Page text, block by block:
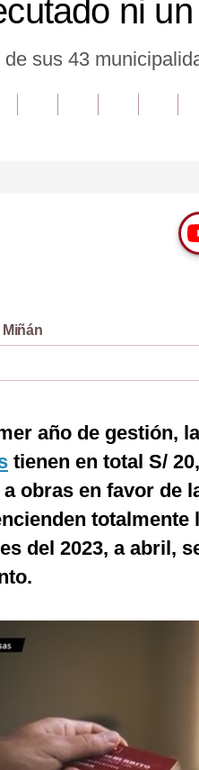
ni
sus 43
año de gestión,
tienen en total S/
obras en favor de
del 2023, a abril,